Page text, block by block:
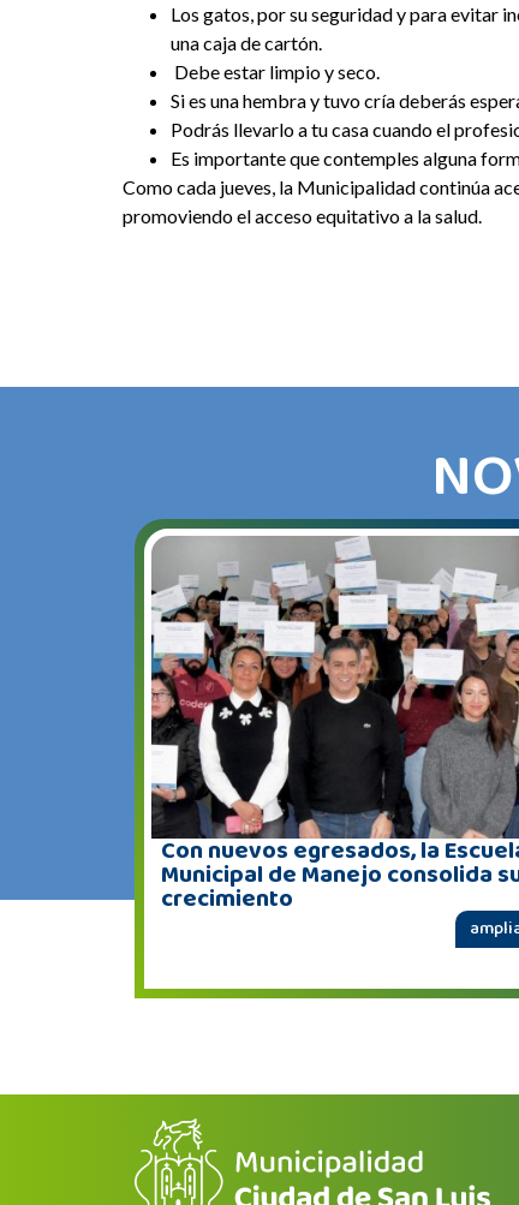
Los gatos, por su seguridad y para evitar
una caja de cartón.
Debe estar limpio y seco.
Si es una hembra y tuvo cría deberás
Podrás llevarlo a tu casa cuando el
Es importante que contemples alguna
Como cada jueves, la Municipalidad continúa
promoviendo el acceso equitativo a la salud.
Con nuevos egresados, la
Municipal de Manejo consolida
crecimiento